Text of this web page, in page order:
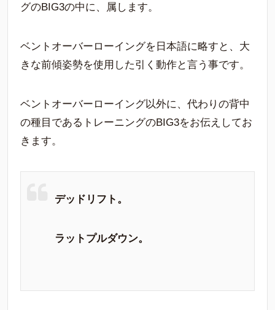
グのBIG3の中に、属します。
ベントオーバーローイングを日本語に略すと、大
きな前傾姿勢を使用した引く動作と言う事です。
ベントオーバーローイング以外に、代わりの背中
の種目であるトレーニングのBIG3をお伝えしてお
きます。
デッドリフト。
ラットプルダウン。